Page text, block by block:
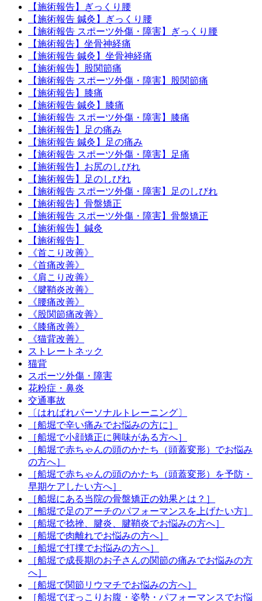
【施術報告】ぎっくり腰
【施術報告 鍼灸】ぎっくり腰
【施術報告 スポーツ外傷・障害】ぎっくり腰
【施術報告】坐骨神経痛
【施術報告 鍼灸】坐骨神経痛
【施術報告】股関節痛
【施術報告 スポーツ外傷・障害】股関節痛
【施術報告】膝痛
【施術報告 鍼灸】膝痛
【施術報告 スポーツ外傷・障害】膝痛
【施術報告】足の痛み
【施術報告 鍼灸】足の痛み
【施術報告 スポーツ外傷・障害】足痛
【施術報告】お尻のしびれ
【施術報告】足のしびれ
【施術報告 スポーツ外傷・障害】足のしびれ
【施術報告】骨盤矯正
【施術報告 スポーツ外傷・障害】骨盤矯正
【施術報告】鍼灸
【施術報告】
《首こり改善》
《首痛改善》
《肩こり改善》
《腱鞘炎改善》
《腰痛改善》
《股関節痛改善》
《膝痛改善》
《猫背改善》
ストレートネック
猫背
スポーツ外傷・障害
花粉症・鼻炎
交通事故
〔はればれパーソナルトレーニング〕
［船堀で辛い痛みでお悩みの方に］
［船堀で小顔矯正に興味がある方へ］
［船堀で赤ちゃんの頭のかたち（頭蓋変形）でお悩み
の方へ］
［船堀で赤ちゃんの頭のかたち（頭蓋変形）を予防・
早期ケアしたい方へ］
［船堀にある当院の骨盤矯正の効果とは？］
［船堀で足のアーチのパフォーマンスを上げたい方］
［船堀で捻挫、腱炎、腱鞘炎でお悩みの方へ］
［船堀で肉離れでお悩みの方へ］
［船堀で打撲でお悩みの方へ］
［船堀で成長期のお子さんの関節の痛みでお悩みの方
へ］
［船堀で関節リウマチでお悩みの方へ］
［船堀でぽっこりお腹・姿勢・パフォーマンスでお悩